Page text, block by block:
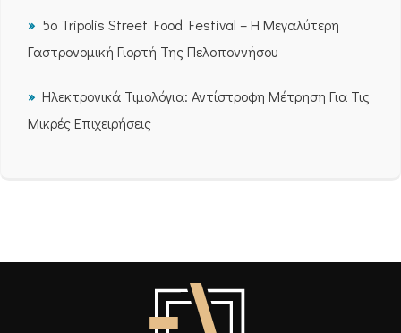
5ο Tripolis Street Food Festival – Η Μεγαλύτερη
Γαστρονομική Γιορτή Της Πελοποννήσου
Ηλεκτρονικά Τιμολόγια: Αντίστροφη Μέτρηση Για Τις
Μικρές Επιχειρήσεις